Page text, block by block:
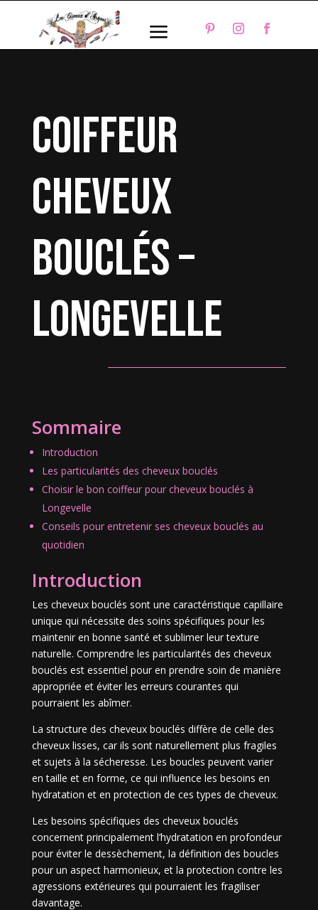
a
coiffeur
cheveux
bouclés –
Longevelle
Sommaire
Introduction
Les particularités des cheveux bouclés
Choisir le bon coiffeur pour cheveux bouclés à
Longevelle
Conseils pour entretenir ses cheveux bouclés au
quotidien
Introduction
Les cheveux bouclés sont une caractéristique capillaire
unique qui nécessite des soins spécifiques pour les
maintenir en bonne santé et sublimer leur texture
naturelle. Comprendre les particularités des cheveux
bouclés est essentiel pour en prendre soin de manière
appropriée et éviter les erreurs courantes qui
pourraient les abîmer.
La structure des cheveux bouclés diffère de celle des
cheveux lisses, car ils sont naturellement plus fragiles
et sujets à la sécheresse. Les boucles peuvent varier
en taille et en forme, ce qui influence les besoins en
hydratation et en protection de ces types de cheveux.
Les besoins spécifiques des cheveux bouclés
concernent principalement l’hydratation en profondeur
pour éviter le dessèchement, la définition des boucles
pour un aspect harmonieux, et la protection contre les
agressions extérieures qui pourraient les fragiliser
davantage.